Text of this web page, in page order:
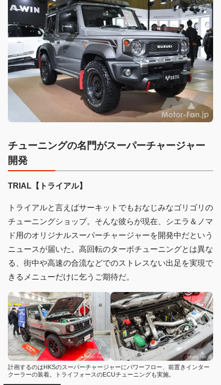
チューニングの名門がスーパーチャージャー
開発
TRIAL【トライアル】
トライアルと言えばサーキットでもおなじみなゴリゴリの
チューニングショップ。そんな彼らが現在、シエラ＆ノマ
ド用のオリジナルスーパーチャージャーを開発中だという
ニュースが届いた。高回転のターボチューニングとは異な
る、街中や高速の合流などでのストレスない出足を実現で
きるメニューだけに乞うご期待だ。
計画するのはHKSのスーパーチャージャーにパワーフロー、前置きインター
クーラーの装着。トライフォースのECUチューニングも実施。